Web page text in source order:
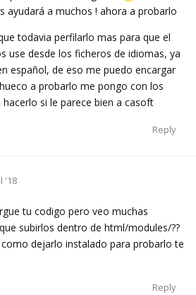
ayudará a muchos ! ahora a probarlo
todavia perfilarlo mas para que el
use desde los ficheros de idiomas, ya
español, de eso me puedo encargar
a probarlo me pongo con los
si le parece bien a casoft
Reply
'18
tu codigo pero veo muchas
subirlos dentro de html/modules/??
dejarlo instalado para probarlo te
Reply